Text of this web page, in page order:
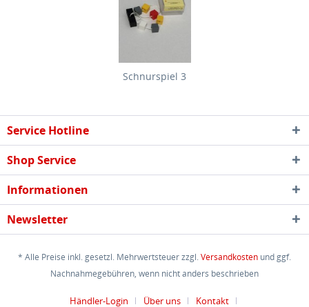
Schnurspiel 3
Service Hotline
Shop Service
Informationen
Newsletter
* Alle Preise inkl. gesetzl. Mehrwertsteuer zzgl.Versandkosten und ggf.
Nachnahmegebühren, wenn nicht anders beschrieben
Händler-Login Über uns Kontakt